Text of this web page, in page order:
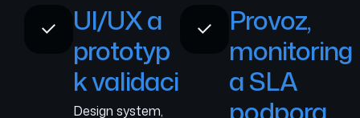
UI/UX a
prototyp
k validaci
Design system,
Provoz,
monitoring
a SLA